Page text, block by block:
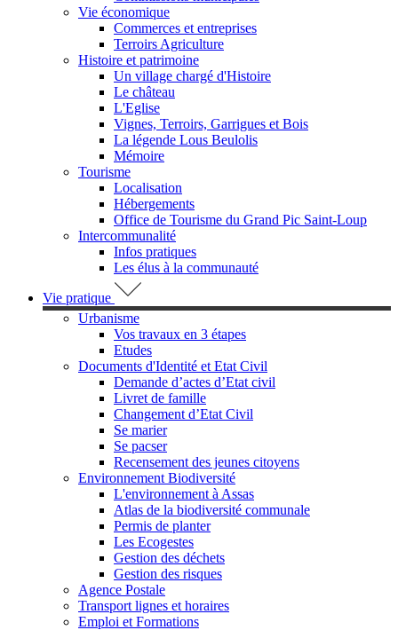
Vie économique
Commerces et entreprises
Terroirs Agriculture
Histoire et patrimoine
Un village chargé d'Histoire
Le château
L'Eglise
Vignes, Terroirs, Garrigues et Bois
La légende Lous Beulolis
Mémoire
Tourisme
Localisation
Hébergements
Office de Tourisme du Grand Pic Saint-Loup
Intercommunalité
Infos pratiques
Les élus à la communauté
Vie pratique
Urbanisme
Vos travaux en 3 étapes
Etudes
Documents d'Identité et Etat Civil
Demande d’actes d’Etat civil
Livret de famille
Changement d’Etat Civil
Se marier
Se pacser
Recensement des jeunes citoyens
Environnement Biodiversité
L'environnement à Assas
Atlas de la biodiversité communale
Permis de planter
Les Ecogestes
Gestion des déchets
Gestion des risques
Agence Postale
Transport lignes et horaires
Emploi et Formations